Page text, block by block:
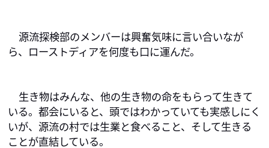
源流探検部のメンバーは興奮気味に言い合いなが
ら、ローストディアを何度も口に運んだ。
生き物はみんな、他の生き物の命をもらって生きて
いる。都会にいると、頭ではわかっていても実感しにく
いが、源流の村では生業と食べること、そして生きる
ことが直結している。